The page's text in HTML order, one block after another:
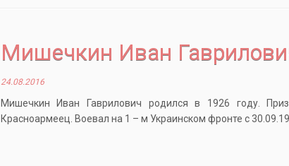
Мишечкин Иван
24.08.2016
Мишечкин Иван Гаврилович родился в 1926 году.
Красноармеец. Воевал на 1 – м Украинском фронте с